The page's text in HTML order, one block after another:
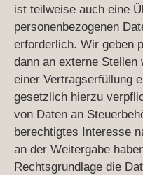
ist teilweise auch eine
personenbezogenen
erforderlich. Wir geben
dann an externe Stellen
einer Vertragserfüllung
gesetzlich hierzu
von Daten an
berechtigtes Interesse
an der Weitergabe
Rechtsgrundlage die